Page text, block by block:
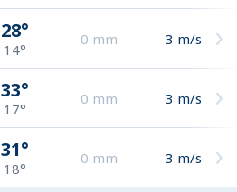
28°
14°
0 mm 3 m/s
33°
17°
0 mm 3 m/s
31°
18°
0 mm 3 m/s